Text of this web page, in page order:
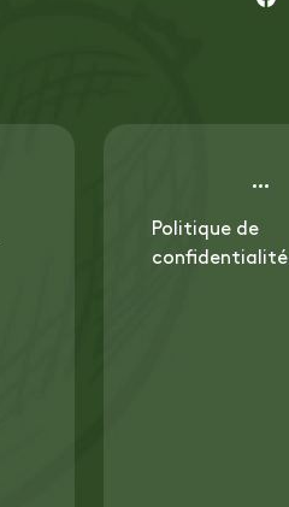
Politique de
confidentialité